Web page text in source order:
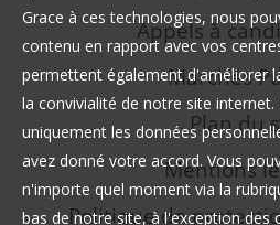
Appels à
Marchés
Plan du
Mentions
Politique de
Grace à ces technologies, nous
contenu en rapport avec vos
permettent également d'améliorer
la convivialité de notre site
uniquement les données
avez donné votre accord. Vous
n'importe quel moment via la
bas de notre site, à l'exception des